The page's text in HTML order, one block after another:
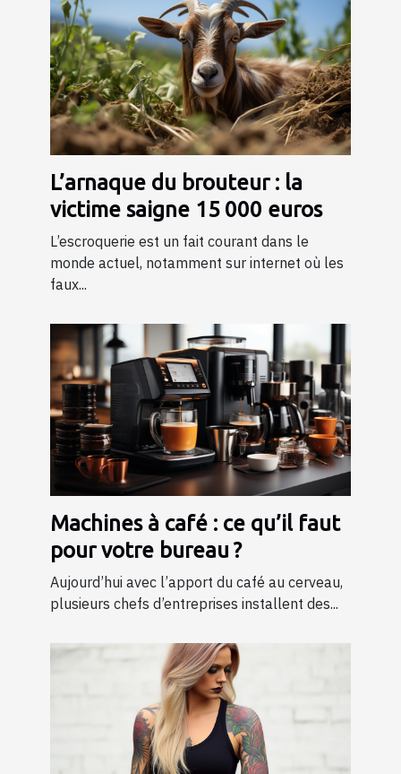
L’arnaque du brouteur : la
victime saigne 15 000 euros
L’escroquerie est un fait courant dans le
monde actuel, notamment sur internet où les
faux...
Machines à café : ce qu’il faut
pour votre bureau ?
Aujourd’hui avec l’apport du café au cerveau,
plusieurs chefs d’entreprises installent des...